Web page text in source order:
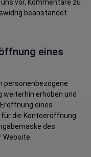
uns vor, Kommentare zu
beanstandet
eines
personenbezogene
weiterhin erhoben und
eines
die Kontoeröffnung
des